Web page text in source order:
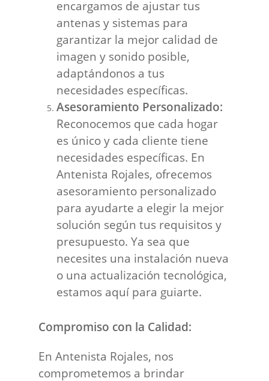
encargamos de ajustar tus
antenas y sistemas para
garantizar la mejor calidad de
imagen y sonido posible,
adaptándonos a tus
necesidades específicas.
Asesoramiento Personalizado:
Reconocemos que cada hogar
es único y cada cliente tiene
necesidades específicas. En
Antenista Rojales, ofrecemos
asesoramiento personalizado
para ayudarte a elegir la mejor
solución según tus requisitos y
presupuesto. Ya sea que
necesites una instalación nueva
o una actualización tecnológica,
estamos aquí para guiarte.
Compromiso con la Calidad:
En Antenista Rojales, nos
comprometemos a brindar